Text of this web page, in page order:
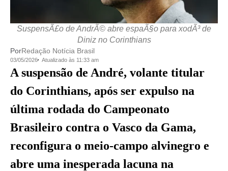
SuspensÃ£o de AndrÃ© abre espaÃ§o para xodÃ³ de
Diniz no Corinthians
PorRedação Notícia Brasil
03/05/2026 Atualizado às 11:33 am
A suspensão de André, volante titular
do Corinthians, após ser expulso na
última rodada do Campeonato
Brasileiro contra o Vasco da Gama,
reconfigura o meio-campo alvinegro e
abre uma inesperada lacuna na